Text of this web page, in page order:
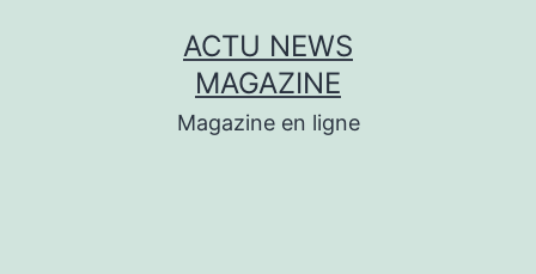
ACTU NEWS
MAGAZINE
Magazine en ligne